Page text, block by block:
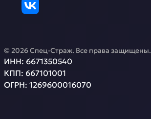
© 2026Спец-Страж. Все права защищены.
ИНН: 6671350540
КПП: 667101001
ОГРН: 1269600016070